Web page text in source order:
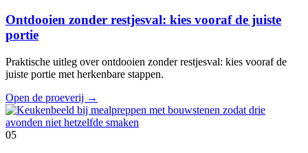
Ontdooien zonder restjesval: kies vooraf de juiste
portie
Praktische uitleg over ontdooien zonder restjesval: kies vooraf de
juiste portie met herkenbare stappen.
Open de proeverij →
05